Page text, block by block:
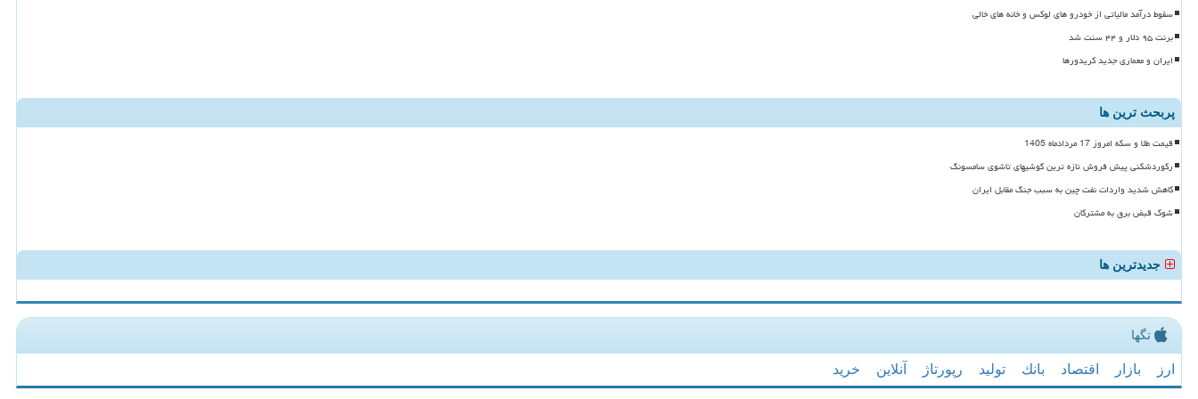
سقوط درآمد مالیاتی از خودرو های لوکس و خانه های خالی
برنت ۹۵ دلار و ۴۴ سنت شد
ایران و معماری جدید کریدورها
پربحث ترین ها
قیمت طلا و سکه امروز 17 مردادماه 1405
رکوردشکنی پیش فروش تازه ترین گوشیهای تاشوی سامسونگ
کاهش شدید واردات نفت چین به سبب جنگ مقابل ایران
شوک قبض برق به مشترکان
جدیدترین ها
تگها
ارز بازار اقتصاد بانك تولید رپورتاژ آنلاین خرید